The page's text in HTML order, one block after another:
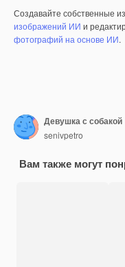
Создавайте собственные
изображений ИИ и
фотографий на основе ИИ.
Девушка с собакой
senivpetro
Вам также могут